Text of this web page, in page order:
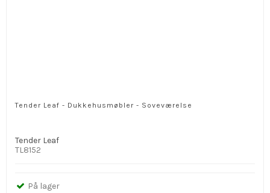
Tender Leaf - Dukkehusmøbler - Soveværelse
Tender Leaf
TL8152
På lager